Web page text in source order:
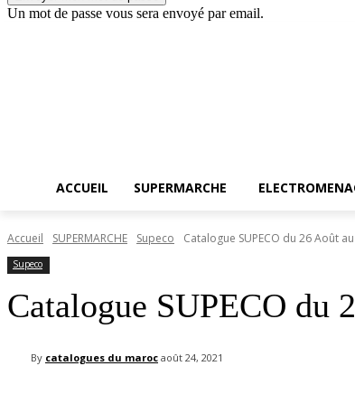
Un mot de passe vous sera envoyé par email.
ACCUEIL SUPERMARCHE
Accueil SUPERMARCHE Supeco Catalogue SUPECO du 26 Août
Supeco
Catalogue SUPECO du
By catalogues du maroc août 24, 2021